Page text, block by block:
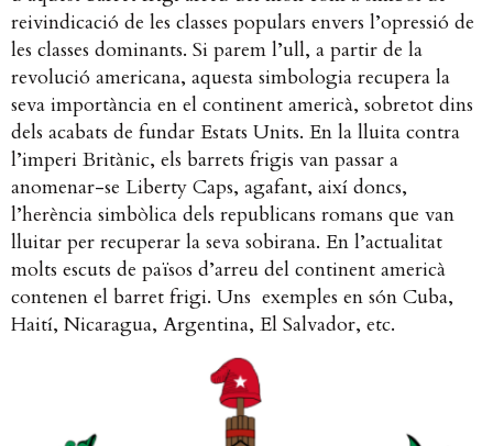
reivindicació de les classes populars envers l’opressió de
les classes dominants. Si parem l’ull, a partir de la
revolució americana, aquesta simbologia recupera la
seva importància en el continent americà, sobretot dins
dels acabats de fundar Estats Units. En la lluita contra
l’imperi Britànic, els barrets frigis van passar a
anomenar-se Liberty Caps, agafant, així doncs,
l’herència simbòlica dels republicans romans que van
lluitar per recuperar la seva sobirana. En l’actualitat
molts escuts de països d’arreu del continent americà
contenen el barret frigi. Uns exemples en són Cuba,
Haití, Nicaragua, Argentina, El Salvador, etc.